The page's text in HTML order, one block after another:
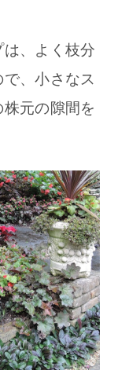
、よく枝分
、小さなス
元の隙間を